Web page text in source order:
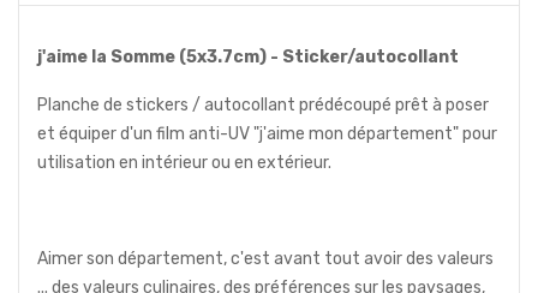
j'aime la Somme (5x3.7cm) - Sticker/autocollant
Planche de stickers / autocollant prédécoupé prêt à poser
et équiper d'un film anti-UV "j'aime mon département" pour
utilisation en intérieur ou en extérieur.
Aimer son département, c'est avant tout avoir des valeurs
... des valeurs culinaires, des préférences sur les paysages,